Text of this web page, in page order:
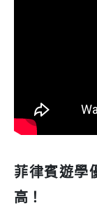
菲律賓遊學
高！